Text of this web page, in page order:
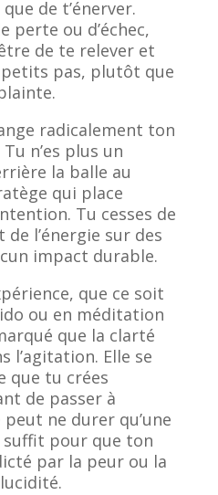
de t’énerver.
perte ou d’échec,
de te relever et
petits pas, plutôt que
radicalement ton
n’es plus un
la balle au
qui place
Tu cesses de
l’énergie sur des
impact durable.
que ce soit
ou en méditation
que la clarté
l’agitation. Elle se
que tu crées
de passer à
peut ne durer qu’une
pour que ton
par la peur ou la